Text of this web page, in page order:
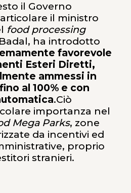
il Governo
il ministro
food processing
ha introdotto
favorevole
Esteri Diretti,
ammessi in
al 100% e con
.Ciò
importanza nel
Mega Parks, zone
da incentivi ed
proprio
stranieri.